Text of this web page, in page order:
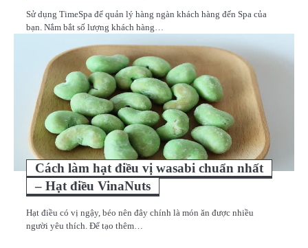
Sử dụng TimeSpa để quản lý hàng ngàn khách hàng đến Spa của
bạn. Nắm bắt số lượng khách hàng…
Cách làm hạt điều vị wasabi chuẩn nhất
– Hạt điều VinaNuts
Hạt điều có vị ngậy, béo nên đây chính là món ăn được nhiều
người yêu thích. Để tạo thêm…